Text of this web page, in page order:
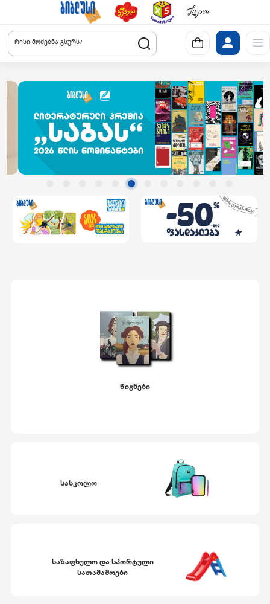
რისი მოძებნა გსურს?
წიგნები
სასკოლო
საზაფხულო და სპორტული
სათამაშოები